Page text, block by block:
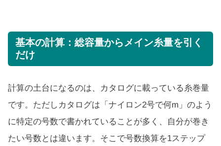
基本の計算：総容量からメイン糸量を引く
だけ
計算の土台になるのは、カタログに載っている糸巻量
です。ただしカタログは「ナイロン2号で何m」のよう
に特定の号数で書かれていることが多く、自分が巻き
たい号数とは違います。そこで号数換算を1ステップ